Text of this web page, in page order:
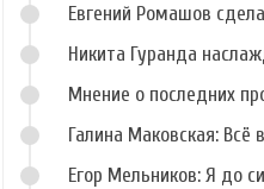
Евгений Ромашов
Никита Гуранда
Мнение о последних
Галина Маковская: Всё
Егор Мельников: Я до